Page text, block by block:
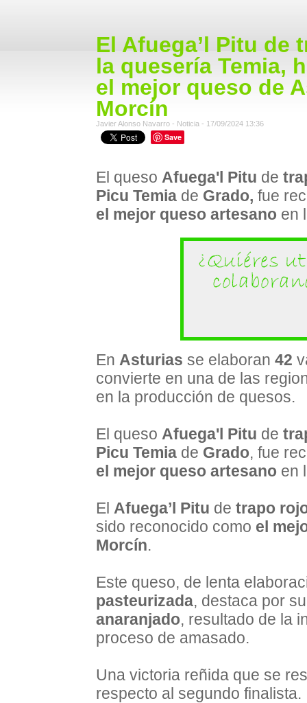
El Afuega’l Pitu
la quesería Temia,
el mejor queso de
Morcín
Javier Alonso Navarro - Noticia - 17/09/2024 13:36
Save
El queso Afuega'l Pitu de
Picu Temia de Grado, fue
el mejor queso artesano en
En Asturias se elaboran 42
convierte en una de las
en la producción de quesos.
El queso Afuega'l Pitu de
Picu Temia de Grado, fue
el mejor queso artesano en
El Afuega’l Pitu de trapo
sido reconocido como el
Morcín.
Este queso, de lenta
pasteurizada, destaca por
anaranjado, resultado de la
proceso de amasado.
Una victoria reñida que se
respecto al segundo finalista.